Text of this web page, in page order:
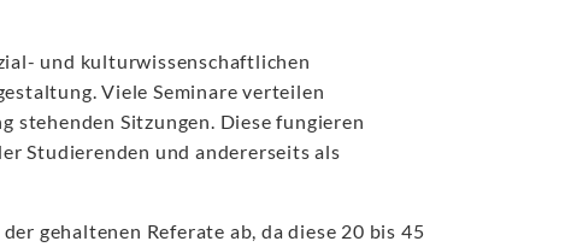
und kulturwissenschaftlichen
Viele Seminare verteilen
stehenden Sitzungen. Diese fungieren
Studierenden und andererseits als
gehaltenen Referate ab, da diese 20 bis 45